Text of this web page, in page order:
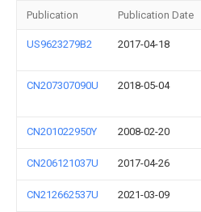
Publication Publication Date
US9623279B2 2017-04-18
CN207307090U 2018-05-04
CN201022950Y 2008-02-20
CN206121037U 2017-04-26
CN212662537U 2021-03-09